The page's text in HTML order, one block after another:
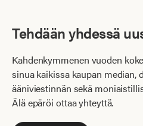
Tehdään yhdessä
Kahdenkymmenen vuoden
sinua kaikissa kaupan median,
ääniviestinnän sekä
Älä epäröi ottaa yhteyttä.